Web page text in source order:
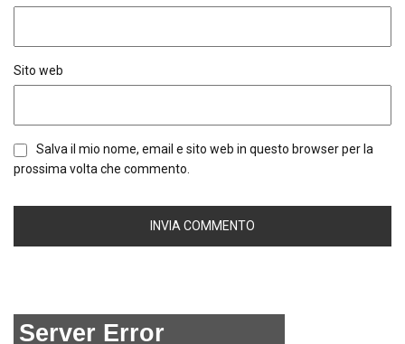
Sito web
Salva il mio nome, email e sito web in questo browser per la
prossima volta che commento.